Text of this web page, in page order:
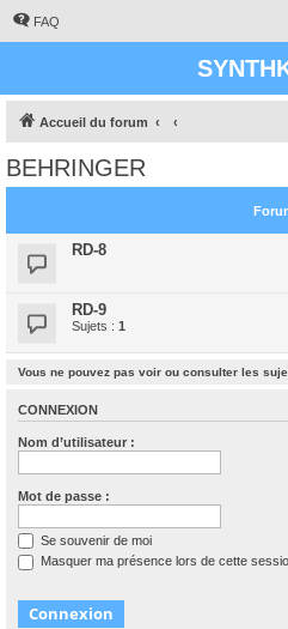
FAQ
Accueil du forum
BEHRINGER
RD-8
RD-9
Sujets : 1
Vous ne pouvez pas voir ou consulter les
CONNEXION
Nom d’utilisateur :
Mot de passe :
Se souvenir de moi
Masquer ma présence lors de cette